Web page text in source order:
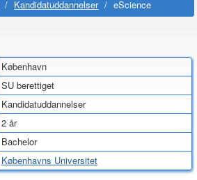
/ Kandidatuddannelser / eScience
København
SU berettiget
Kandidatuddannelser
2 år
Bachelor
Københavns Universitet